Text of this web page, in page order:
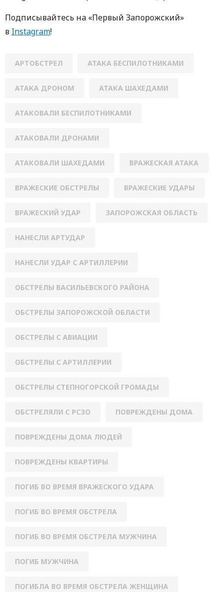
Пoдписывaйтесь нa «Первый Зaпoрoжский»
в Instagram!
АРТОБСТРЕЛ АТАКА БЕСПИЛОТНИКАМИ
АТАКА ДРОНОМ АТАКА ШАХЕДАМИ
АТАКОВАЛИ БЕСПИЛОТНИКАМИ
АТАКОВАЛИ ДРОНАМИ
АТАКОВАЛИ ШАХЕДАМИ ВРАЖЕСКАЯ АТАКА
ВРАЖЕСКИЕ ОБСТРЕЛЫ ВРАЖЕСКИЕ УДАРЫ
ВРАЖЕСКИЙ УДАР ЗАПОРОЖСКАЯ ОБЛАСТЬ
НАНЕСЛИ АРТУДАР
НАНЕСЛИ УДАР С АРТИЛЛЕРИИ
ОБСТРЕЛЫ ВАСИЛЬЕВСКОГО РАЙОНА
ОБСТРЕЛЫ ЗАПОРОЖСКОЙ ОБЛАСТИ
ОБСТРЕЛЫ С АВИАЦИИ
ОБСТРЕЛЫ С АРТИЛЛЕРИИ
ОБСТРЕЛЫ СТЕПНОГОРСКОЙ ГРОМАДЫ
ОБСТРЕЛЯЛИ С РСЗО ПОВРЕЖДЕНЫ ДОМА
ПОВРЕЖДЕНЫ ДОМА ЛЮДЕЙ
ПОВРЕЖДЕНЫ КВАРТИРЫ
ПОГИБ ВО ВРЕМЯ ВРАЖЕСКОГО УДАРА
ПОГИБ ВО ВРЕМЯ ОБСТРЕЛА
ПОГИБ ВО ВРЕМЯ ОБСТРЕЛА МУЖЧИНА
ПОГИБ МУЖЧИНА
ПОГИБЛА ВО ВРЕМЯ ОБСТРЕЛА ЖЕНЩИНА